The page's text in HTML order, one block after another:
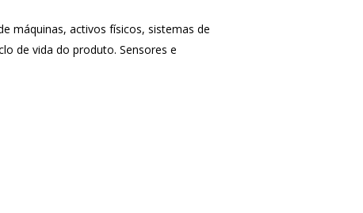
máquinas, activos físicos, sistemas de
de vida do produto. Sensores e